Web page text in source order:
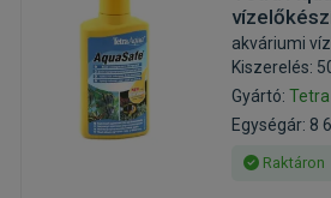
akváriumi
Kiszerelés:
Gyártó: Tetra
Egységár: 8
Raktáron